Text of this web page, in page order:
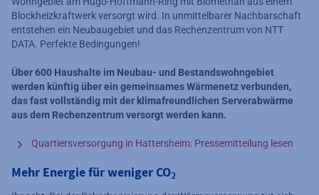
Blockheizkraftwerk versorgt wird. In unmittelbarer Nachbarschaft
entstehen ein Neubaugebiet und das Rechenzentrum von NTT
DATA. Perfekte Bedingungen!
Über 600 Haushalte im Neubau- und Bestandswohngebiet
werden künftig über ein gemeinsames Wärmenetz verbunden,
das fast vollständig mit der klimafreundlichen Serverabwärme
aus dem Rechenzentrum versorgt werden kann.
Quartiersversorgung in Hattersheim: Pressemitteilung lesen
Mehr Energie für weniger CO2